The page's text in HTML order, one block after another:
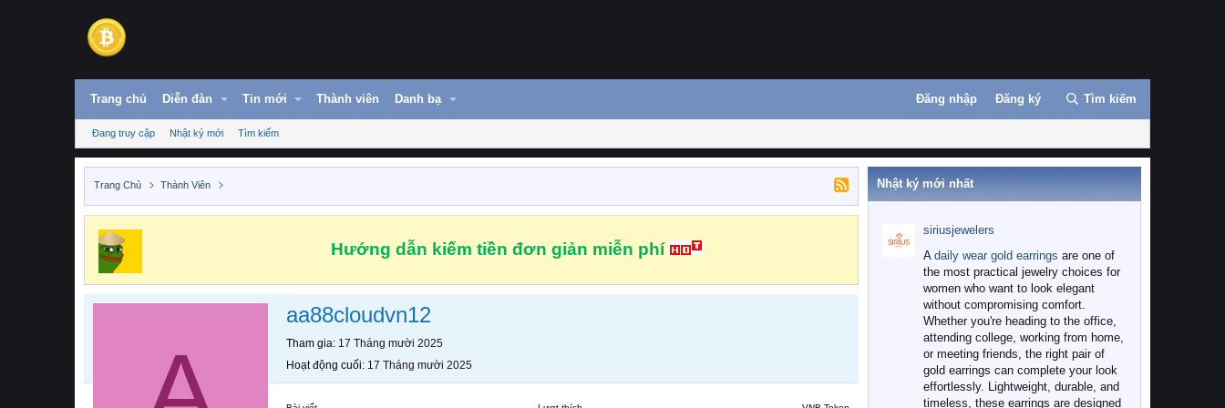
Trang chủ Diễn đàn Tin mới Thành viên Danh bạ Đăng nhập Đăng ký Tìm kiếm
Đang truy cập Nhật ký mới Tìm kiếm
Trang Chủ Thành Viên
Hướng dẫn kiếm tiền đơn giản miễn phí
aa88cloudvn12
Tham gia 17 Tháng mười 2025
Hoạt động cuối 17 Tháng mười 2025
Nhật ký mới nhất
siriusjewelers
A daily wear gold earrings are one of
the most practical jewelry choices for
women who want to look elegant
without compromising comfort.
Whether you're heading to the office,
attending college, working from home,
or meeting friends, the right pair of
gold earrings can complete your look
effortlessly. Lightweight, durable, and
timeless, these earrings are designed